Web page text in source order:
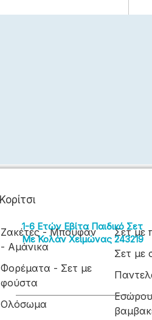
Κορίτσι
Ζακέτες - Μπουφάν
- Αμάνικα
Φορέματα - Σετ με
φούστα
Ολόσωμα
Σετ με
Σετ με
1-6 Eτών Εβίτα Παιδικό Σετ
Με Κολάν Χειμώνας 243219